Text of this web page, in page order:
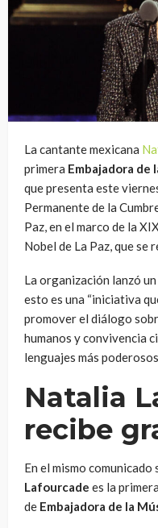
La cantante mexicana
primera Embajadora de
que presenta este
Permanente de la
Paz, en el marco de la
Nobel de La Paz, que se
La organización lanzó
esto es una “iniciativa
promover el diálogo
humanos y convivencia
lenguajes más
Natalia
recibe
En el mismo comunicado
Lafourcade es la
de Embajadora de la